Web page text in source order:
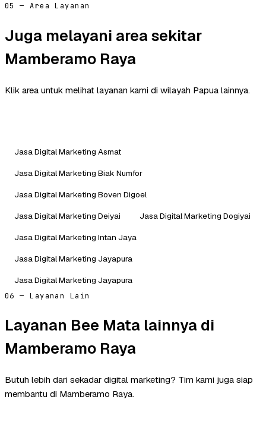
05 — Area Layanan
Juga melayani area sekitar
Mamberamo Raya
Klik area untuk melihat layanan kami di wilayah Papua lainnya.
Jasa Digital Marketing Asmat
Jasa Digital Marketing Biak Numfor
Jasa Digital Marketing Boven Digoel
Jasa Digital Marketing Deiyai
Jasa Digital Marketing Dogiyai
Jasa Digital Marketing Intan Jaya
Jasa Digital Marketing Jayapura
Jasa Digital Marketing Jayapura
06 — Layanan Lain
Layanan Bee Mata lainnya di
Mamberamo Raya
Butuh lebih dari sekadar digital marketing? Tim kami juga siap
membantu di Mamberamo Raya.